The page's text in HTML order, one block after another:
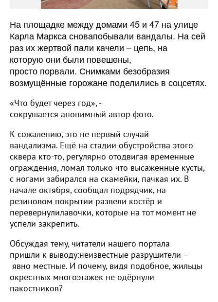
На площадке между домами 45 и 47 на улице
Карла Маркса сновапобывали вандалы. На сей
раз их жертвой пали качели – цепь, на
которую они были повешены,
просто порвали. Снимками безобразия
возмущённые горожане поделились в соцсетях.
«Что будет через год», -
сокрушается анонимный автор фото.
К сожалению, это не первый случай
вандализма. Ещё на стадии обустройства этого
сквера кто-то, регулярно отодвигая временные
ограждения, ломал только что высаженные кусты,
с ногами забирался на скамейки, пачкая их. В
начале октября, сообщал подрядчик, на
резиновом покрытии развели костёр и
перевернулилавочки, которые на тот момент не
успели закрепить.
Обсуждая тему, читатели нашего портала
пришли к выводу:неизвестные разрушители –
явно местные. И почему, видя подобное, жильцы
окрестных многоэтажек не одёрнули
пакостников?